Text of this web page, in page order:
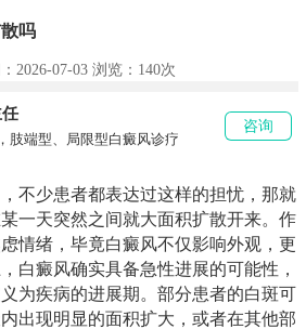
吗
2026-07-03 浏览： 140次
肢端型、局限型白癜风诊疗
咨询
不少患者都表达过这样的担忧，那就
一天突然之间就大面积扩散开来。作
情绪，毕竟白癜风不仅影响外观，更
白癜风确实具备急性进展的可能性，
为疾病的进展期。部分患者的白斑可
出现明显的面积扩大，或者在其他部